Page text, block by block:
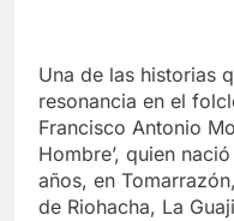
Una de las historias
resonancia en el
Francisco Antonio
Hombre’, quien
años, en
de Riohacha, La